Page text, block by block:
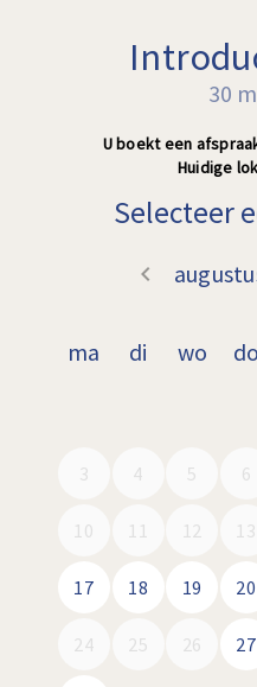
30
U boekt een
Huidige
Selecteer
keyboard_arrow_left
ma di wo do
3 4 5 6
10 11 12 13
17 18 19 20
24 25 26 27